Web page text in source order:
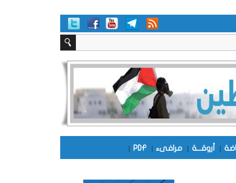
| أروقـــة | مرافىء |
PDF
|